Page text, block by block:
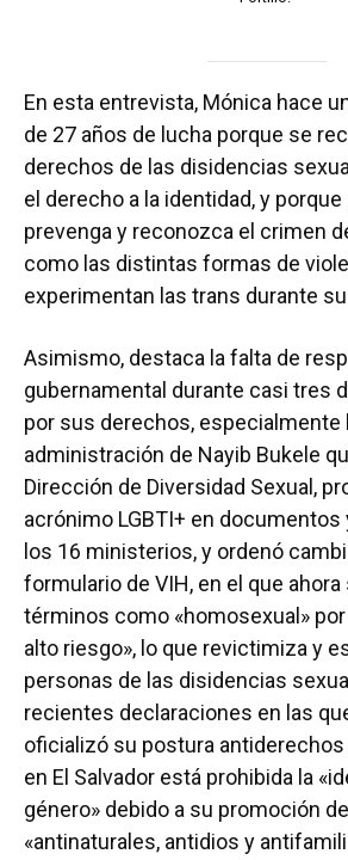
En esta entrevista, Mónica hace
de 27 años de lucha porque se
derechos de las disidencias
el derecho a la identidad, y
prevenga y reconozca el crimen
como las distintas formas de
experimentan las trans durante
Asimismo, destaca la falta de
gubernamental durante casi tres
por sus derechos, especialmente
administración de Nayib Bukele
Dirección de Diversidad Sexual,
acrónimo LGBTI+ en documentos
los 16 ministerios, y ordenó
formulario de VIH, en el que
términos como «homosexual»
alto riesgo», lo que revictimiza y
personas de las disidencias
recientes declaraciones en las
oficializó su postura antiderechos
en El Salvador está prohibida la
género» debido a su promoción
«antinaturales, antidios y